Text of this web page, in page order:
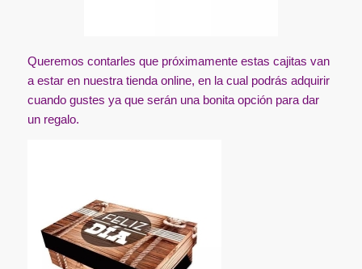
Queremos contarles que próximamente estas cajitas van
a estar en nuestra tienda online, en la cual podrás adquirir
cuando gustes ya que serán una bonita opción para dar
un regalo.